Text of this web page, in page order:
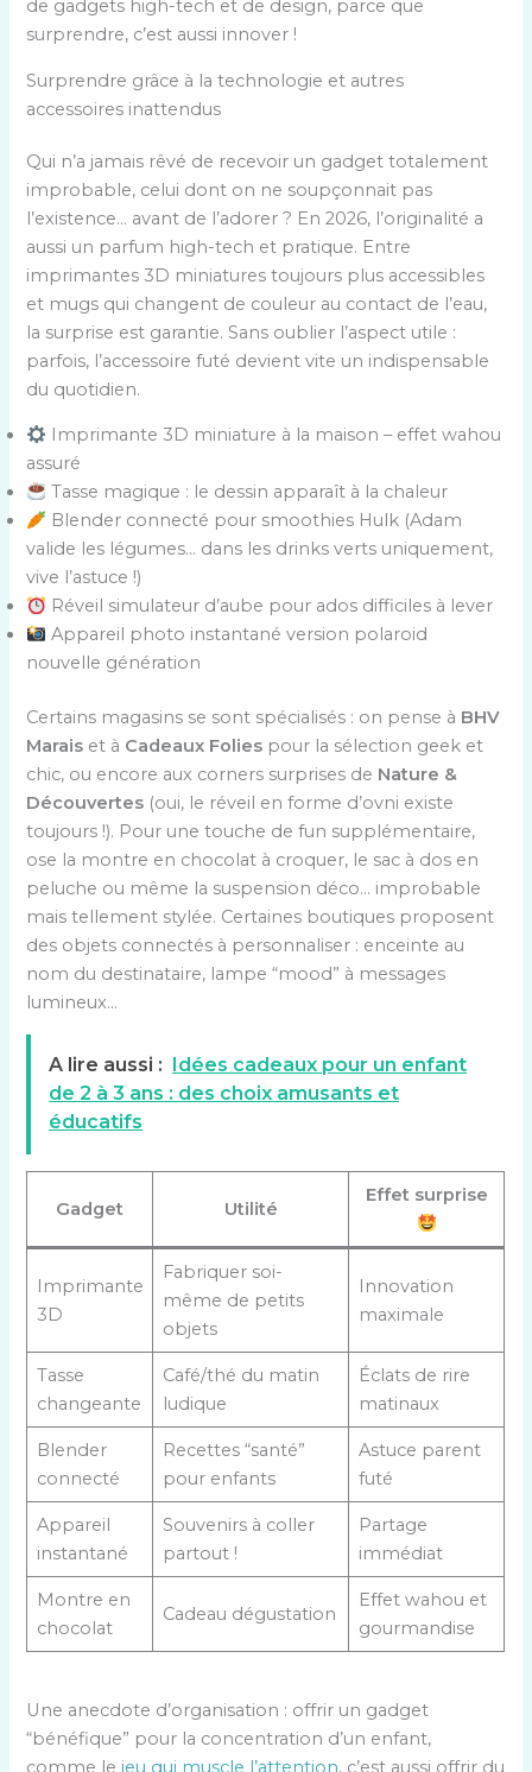
de gadgets high-tech et de design, parce que
surprendre, c’est aussi innover !
Surprendre grâce à la technologie et autres
accessoires inattendus
Qui n’a jamais rêvé de recevoir un gadget totalement
improbable, celui dont on ne soupçonnait pas
l’existence… avant de l’adorer ? En 2026, l’originalité a
aussi un parfum high-tech et pratique. Entre
imprimantes 3D miniatures toujours plus accessibles
et mugs qui changent de couleur au contact de l’eau,
la surprise est garantie. Sans oublier l’aspect utile :
parfois, l’accessoire futé devient vite un indispensable
du quotidien.
Imprimante 3D miniature à la maison – effet wahou
assuré
Tasse magique : le dessin apparaît à la chaleur
Blender connecté pour smoothies Hulk (Adam
valide les légumes… dans les drinks verts uniquement,
vive l’astuce !)
Réveil simulateur d’aube pour ados difficiles à lever
Appareil photo instantané version polaroid
nouvelle génération
Certains magasins se sont spécialisés : on pense à BHV
Marais et à Cadeaux Folies pour la sélection geek et
chic, ou encore aux corners surprises de Nature &
Découvertes (oui, le réveil en forme d’ovni existe
toujours !). Pour une touche de fun supplémentaire,
ose la montre en chocolat à croquer, le sac à dos en
peluche ou même la suspension déco… improbable
mais tellement stylée. Certaines boutiques proposent
des objets connectés à personnaliser : enceinte au
nom du destinataire, lampe “mood” à messages
lumineux…
A lire aussi : Idées cadeaux pour un enfant
de 2 à 3 ans : des choix amusants et
éducatifs
Gadget Utilité
Effet surprise
Imprimante
3D
Fabriquer soi-
même de petits
objets
Innovation
maximale
Tasse
changeante
Café/thé du matin
ludique
Éclats de rire
matinaux
Blender
connecté
Recettes “santé”
pour enfants
Astuce parent
futé
Appareil
instantané
Souvenirs à coller
partout !
Partage
immédiat
Montre en
chocolat
Cadeau dégustation
Effet wahou et
gourmandise
Une anecdote d’organisation : offrir un gadget
“bénéfique” pour la concentration d’un enfant,
comme le jeu qui muscle l’attention, c’est aussi offrir du